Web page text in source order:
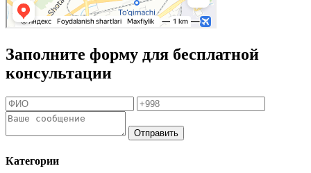
Заполните форму для бесплатной
консультации
Отправить
Категории